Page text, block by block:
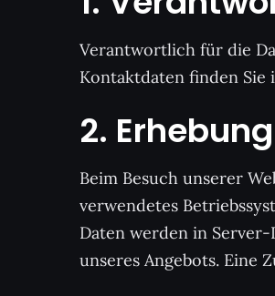
Verantwortlich für die
Kontaktdaten finden Sie
2.
Beim Besuch unserer
verwendetes
Daten werden in
unseres Angebots. Eine